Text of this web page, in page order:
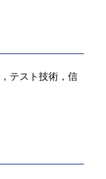
テスト技術，信